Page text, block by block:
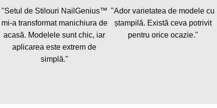
"Setul de Stilouri NailGenius™
mi-a transformat manichiura de
acasă. Modelele sunt chic, iar
aplicarea este extrem de
simplă."
"Ador varietatea de modele cu
ștampilă. Există ceva potrivit
pentru orice ocazie."